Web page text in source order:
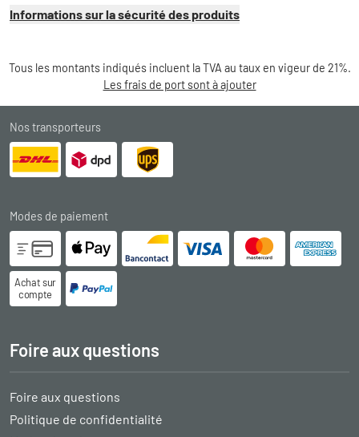
Informations sur la sécurité des produits
Tous les montants indiqués incluent la TVA au taux en vigeur de 21%.
Les frais de port sont à ajouter
Nos transporteurs
Modes de paiement
Achat sur
compte
Foire aux questions
Foire aux questions
Politique de confidentialité